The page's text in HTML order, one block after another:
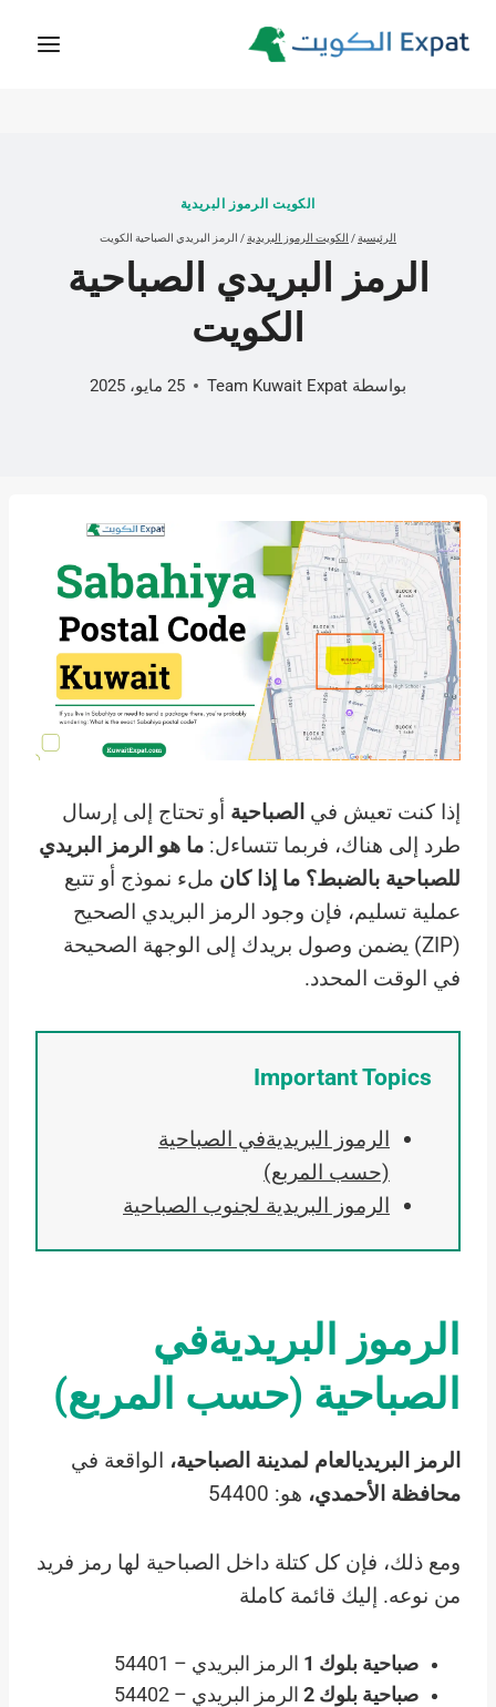
إلى
الكويت الرموز البريدية
الرئيسية/ الكويت الرموز البريدية/ الرمز البريدي الصباحية الكويت
الرمز البريدي الصباحية
الكويت
بواسطة Team Kuwait Expat 25 مايو، 2025
إذا كنت تعيش في الصباحية أو تحتاج إلى إرسال
طرد إلى هناك، فربما تتساءل: ما هو الرمز البريدي
للصباحية بالضبط؟ ما إذا كان ملء نموذج أو تتبع
عملية تسليم، فإن وجود الرمز البريدي الصحيح
(ZIP) يضمن وصول بريدك إلى الوجهة الصحيحة
في الوقت المحدد.
Important Topics
الرموز البريديةفي الصباحية
(حسب المربع)
الرموز البريدية لجنوب الصباحية
الرموز البريديةفي
الصباحية (حسب المربع)
الرمز البريديالعام لمدينة الصباحية، الواقعة في
محافظة الأحمدي، هو:
ومع ذلك، فإن كل كتلة داخل الصباحية لها رمز فريد
من نوعه. إليك قائمة كاملة
صباحية بلوك 1
الرمز البريدي – 54401
صباحية بلوك 2
الرمز البريدي – 54402